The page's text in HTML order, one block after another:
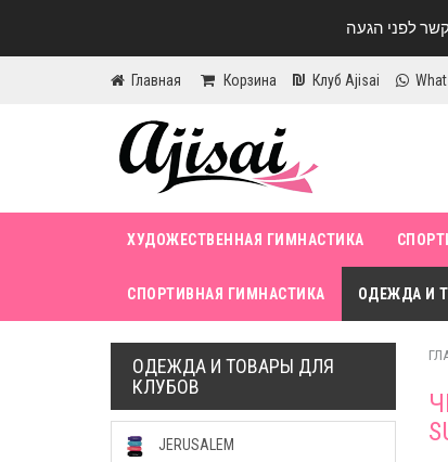
Главная Корзина Клуб Ajisai
ХУДОЖЕСТВЕННАЯ ГИМНАСТИКА
СПОРТИВНАЯ ГИМНАСТИКА ОДЕЖДА И
ОДЕЖДА И ТОВАРЫ ДЛЯ
КЛУБОВ
JERUSALEM